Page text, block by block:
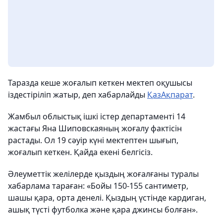
Таразда кеше жоғалып кеткен мектеп оқушысы
іздестіріліп жатыр, деп хабарлайды ҚазАқпарат.
Жамбыл облыстық ішкі істер департаменті 14
жастағы Яна Шиповскаяның жоғалу фактісін
растады. Ол 19 сәуір күні мектептен шығып,
жоғалып кеткен. Қайда екені белгісіз.
Әлеуметтік желілерде қыздың жоғалғаны туралы
хабарлама тараған: «Бойы 150-155 сантиметр,
шашы қара, орта денелі. Қыздың үстінде кардиган,
ашық түсті футболка және қара джинсы болған».